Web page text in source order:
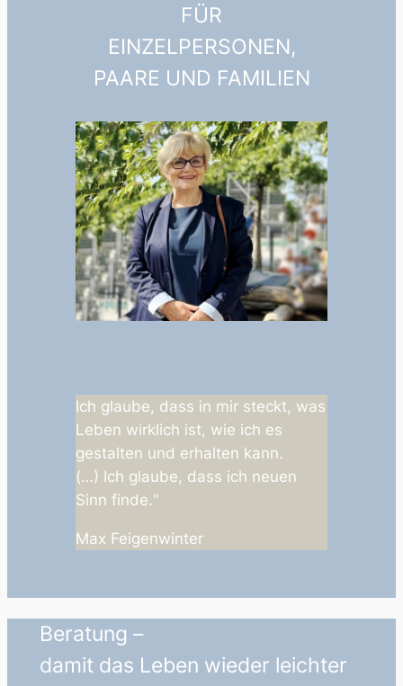
FÜR
EINZELPERSONEN,
PAARE UND FAMILIEN
Ich glaube, dass in mir steckt, was
Leben wirklich ist, wie ich es
gestalten und erhalten kann.
(…) Ich glaube, dass ich neuen
Sinn finde.“
Max Feigenwinter
Beratung –
damit das Leben wieder leichter